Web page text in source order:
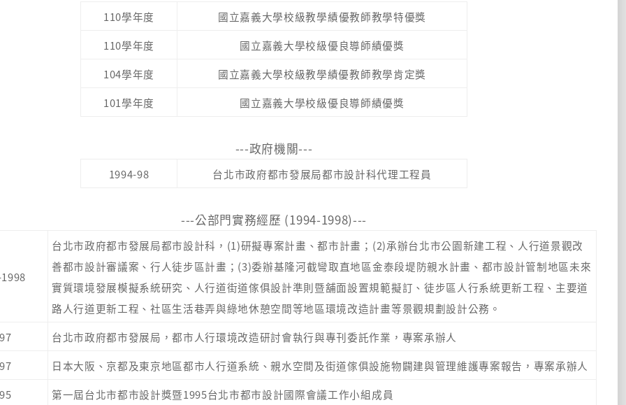
110學年度
國立嘉義大學校級教學績優教師教學特優獎
110學年度
國立嘉義大學校級優良導師績優獎
104學年度
國立嘉義大學校級教學績優教師教學肯定獎
101學年度 國立嘉義大學校級優良導師績優獎
---政府機關---
1994-98 台北市政府都市發展局都市設計科代理工程員
---公部門實務經歷 (1994-1998)---
台北市政府都市發展局都市設計科，(1)研擬專案計畫、都市計畫；(2)承辦台北市公園新建工程、人行道景觀改
善都市設計審議案、行人徒步區計畫；(3)委辦基隆河截彎取直地區金泰段堤防親水計畫、都市設計管制地區未來
實質環境發展模擬系統研究、人行道街道傢俱設計準則暨舖面設置規範擬訂、徒步區人行系統更新工程、主要道
路人行道更新工程、社區生活巷弄與綠地休憩空間等地區環境改造計畫等景觀規劃設計公務。
台北市政府都市發展局，都市人行環境改造研討會執行與專刊委託作業，專案承辦人
日本大阪、京都及東京地區都市人行道系統、親水空間及街道傢俱設施物闢建與管理維護專案報告，專案承辦人
第一屆台北市都市設計獎暨1995台北市都市設計國際會議工作小組成員